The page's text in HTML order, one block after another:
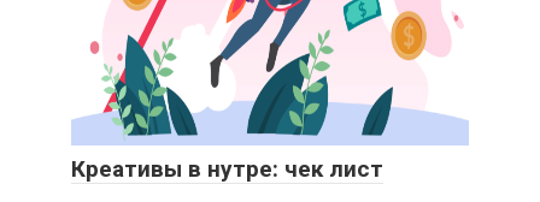
Креативы в нутре: чек лист